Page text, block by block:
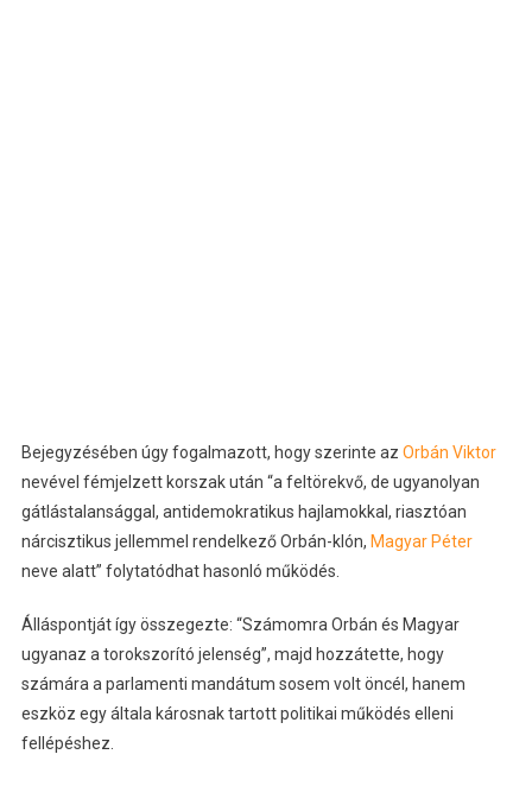
Bejegyzésében úgy fogalmazott, hogy szerinte az Orbán Viktor
nevével fémjelzett korszak után “a feltörekvő, de ugyanolyan
gátlástalansággal, antidemokratikus hajlamokkal, riasztóan
nárcisztikus jellemmel rendelkező Orbán-klón, Magyar Péter
neve alatt” folytatódhat hasonló működés.
Álláspontját így összegezte: “Számomra Orbán és Magyar
ugyanaz a torokszorító jelenség”, majd hozzátette, hogy
számára a parlamenti mandátum sosem volt öncél, hanem
eszköz egy általa károsnak tartott politikai működés elleni
fellépéshez.